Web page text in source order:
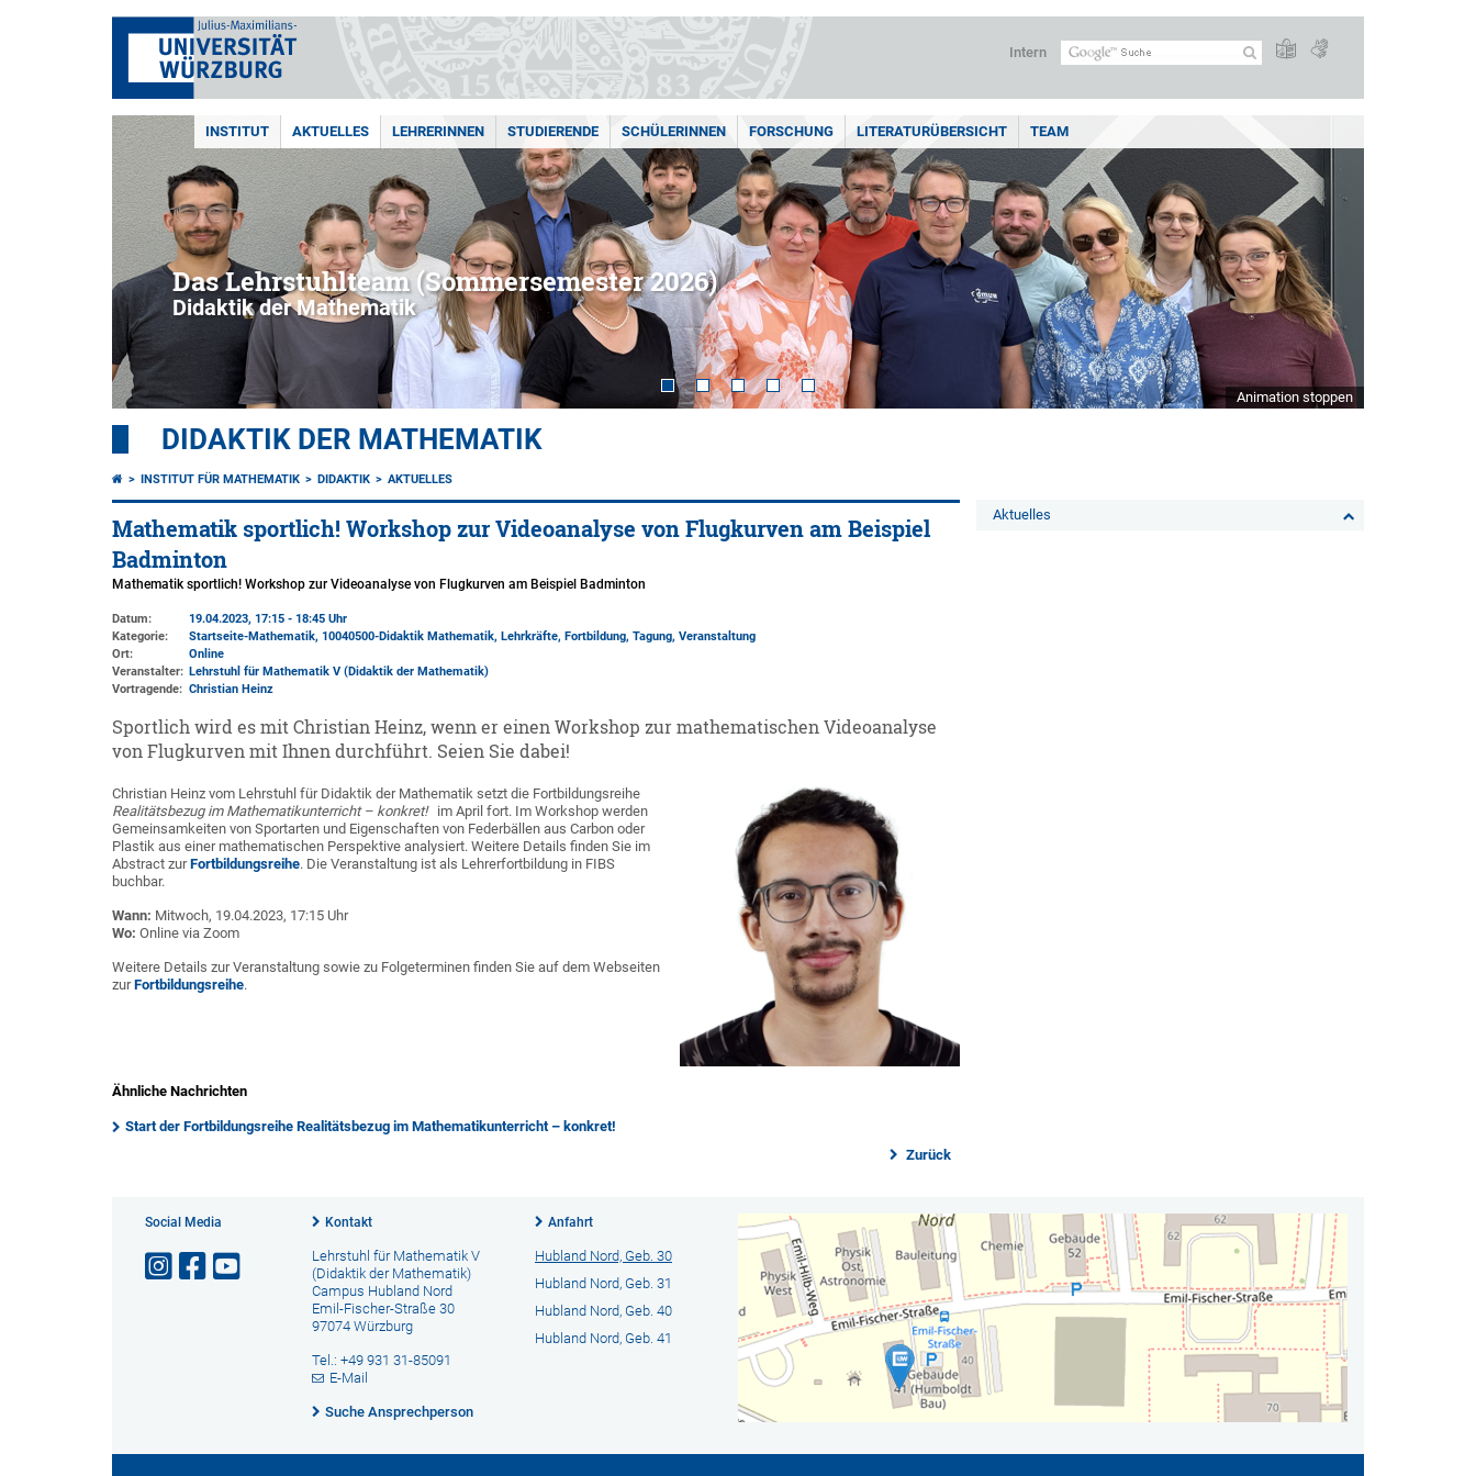
Intern
INSTITUT AKTUELLES LEHRERINNEN STUDIERENDE SCHÜLERINNEN FORSCHUNG LITERATURÜBERSICHT TEAM
Das Lehrstuhlteam (Sommersemester 2026)
Didaktik der Mathematik
Animation stoppen
DIDAKTIK DER MATHEMATIK
INSTITUT FÜR MATHEMATIK DIDAKTIK AKTUELLES
Mathematik sportlich! Workshop zur Videoanalyse von Flugkurven am Beispiel
Badminton
Mathematik sportlich! Workshop zur Videoanalyse von Flugkurven am Beispiel Badminton
Datum:
19.04.2023, 17:15 - 18:45 Uhr
Kategorie:
Startseite-Mathematik, 10040500-Didaktik Mathematik, Lehrkräfte, Fortbildung, Tagung, Veranstaltung
Ort:
Online
Veranstalter: Lehrstuhl für Mathematik V (Didaktik der Mathematik)
Vortragende: Christian Heinz
Sportlich wird es mit Christian Heinz, wenn er einen Workshop zur mathematischen Videoanalyse
von Flugkurven mit Ihnen durchführt. Seien Sie dabei!
Christian Heinz vom Lehrstuhl für Didaktik der Mathematik setzt die Fortbildungsreihe
Realitätsbezug im Mathematikunterricht – konkret! im April fort. Im Workshop werden
Gemeinsamkeiten von Sportarten und Eigenschaften von Federbällen aus Carbon oder
Plastik aus einer mathematischen Perspektive analysiert. Weitere Details finden Sie im
Abstract zurFortbildungsreihe. Die Veranstaltung ist als Lehrerfortbildung in FIBS
buchbar.
Wann: Mitwoch, 19.04.2023, 17:15 Uhr
Wo: Online via Zoom
Weitere Details zur Veranstaltung sowie zu Folgeterminen finden Sie auf dem Webseiten
zurFortbildungsreihe.
Ähnliche Nachrichten
Start der Fortbildungsreihe Realitätsbezug im Mathematikunterricht – konkret!
Zurück
Aktuelles
Social Media Kontakt
Lehrstuhl für Mathematik V
(Didaktik der Mathematik)
Campus Hubland Nord
Emil-Fischer-Straße 30
97074 Würzburg
Tel.: +49 931 31-85091
E-Mail
Suche Ansprechperson
Anfahrt
Hubland Nord, Geb. 30
Hubland Nord, Geb. 31
Hubland Nord, Geb. 40
Hubland Nord, Geb. 41